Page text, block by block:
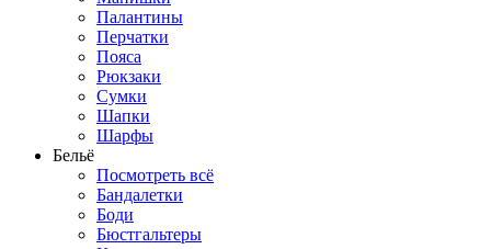
Палантины
Перчатки
Пояса
Рюкзаки
Сумки
Шапки
Шарфы
Бельё
Посмотреть всё
Бандалетки
Боди
Бюстгальтеры